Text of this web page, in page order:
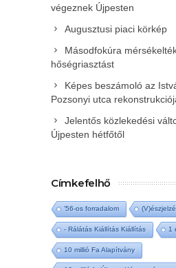
végeznek Újpesten
Augusztusi piaci körkép
Másodfokúra
hőségriasztást
Képes beszámoló az
Pozsonyi utca
Jelentős közlekedési
Újpesten hétfőtől
Címkefelhő
'56-os forradalom
- Rálátás Kiállítás Kiállítás 1
10 millió Fa Alapítvány